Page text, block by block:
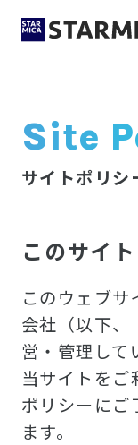
サイトポリシ
Site
このサイ
このウェブ
会社（以下、
営・管理して
当サイトをご
ポリシーにご
ます。